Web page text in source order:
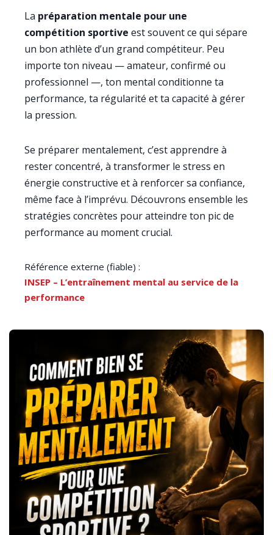
La préparation mentale pour une
compétition sportive est souvent ce qui sépare
un bon athlète d’un grand compétiteur. Peu
importe ton niveau — amateur, confirmé ou
professionnel —, ton mental conditionne ta
performance, ta régularité et ta capacité à gérer
la pression.
Se préparer mentalement, c’est apprendre à
rester concentré, à transformer le stress en
énergie constructive et à renforcer sa confiance,
même face à l’imprévu. Découvrons ensemble les
stratégies concrètes pour atteindre ton pic de
performance au moment crucial.
Référence externe (fiable) :
INSEP – L’entraînement mental au service de la
performance